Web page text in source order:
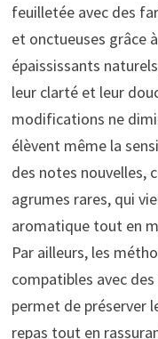
feuilletée avec des
et onctueuses grâce
épaississants
leur clarté et leur
modifications ne
élèvent même la
des notes nouvelles,
agrumes rares, qui
aromatique tout en
Par ailleurs, les
compatibles avec
permet de préserver
repas tout en